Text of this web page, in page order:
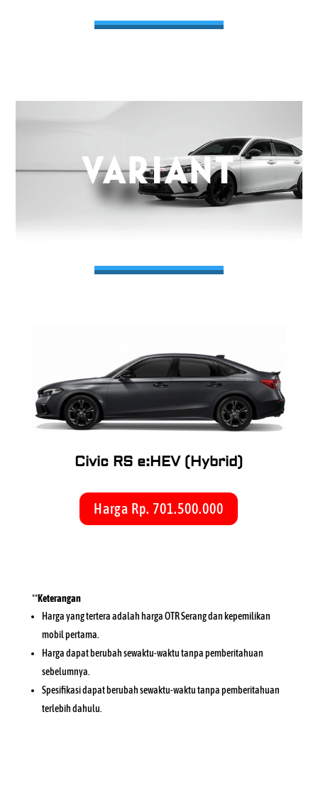
VARIANT
Civic RS e:HEV (Hybrid)
Harga Rp. 701.500.000
**Keterangan
Harga yang tertera adalah harga OTR Serang dan kepemilikan
mobil pertama.
Harga dapat berubah sewaktu-waktu tanpa pemberitahuan
sebelumnya.
Spesifikasi dapat berubah sewaktu-waktu tanpa pemberitahuan
terlebih dahulu.